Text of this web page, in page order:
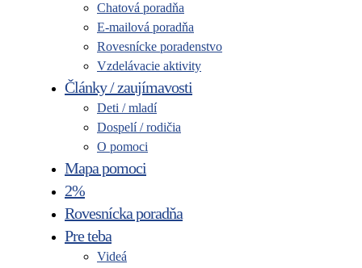
Chatová poradňa
E-mailová poradňa
Rovesnícke poradenstvo
Vzdelávacie aktivity
Články / zaujímavosti
Deti / mladí
Dospelí / rodičia
O pomoci
Mapa pomoci
2%
Rovesnícka poradňa
Pre teba
Videá